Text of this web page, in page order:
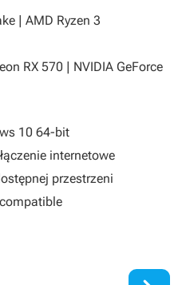
| AMD Ryzen 3
RX 570 | NVIDIA GeForce
10 64-bit
internetowe
przestrzeni